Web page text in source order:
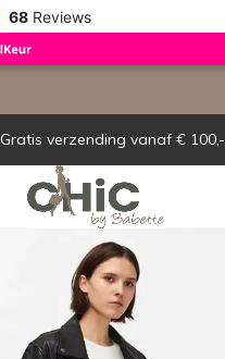
68 Reviews
Gratis verzending vanaf € 100,-